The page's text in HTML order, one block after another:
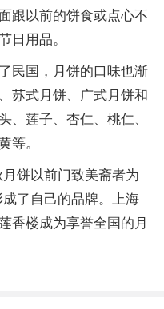
跟以前的饼食或点心不
日用品。
民国，月饼的口味也渐
苏式月饼、广式月饼和
、莲子、杏仁、桃仁、
等。
饼以前门致美斋者为
了自己的品牌。上海
香楼成为享誉全国的月